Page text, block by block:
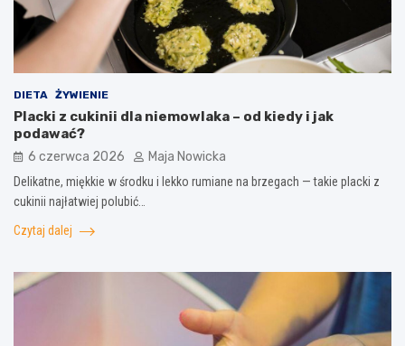
DIETA ŻYWIENIE
Placki z cukinii dla niemowlaka – od kiedy i jak
podawać?
6 czerwca 2026 Maja Nowicka
Delikatne, miękkie w środku i lekko rumiane na brzegach — takie placki z
cukinii najłatwiej polubić…
Czytaj dalej